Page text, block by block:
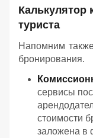
Калькулятор
туриста
Напомним
бронирования.
сервисы
стоимости
заложена в